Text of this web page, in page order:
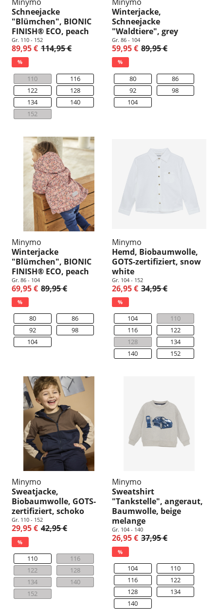
Schneejacke
"Blümchen", BIONIC
FINISH® ECO, peach
Gr. 110 - 152
89,95 € 114,95 €
%
110
116
122
128
134
140
152
Winterjacke,
Schneejacke
"Waldtiere", grey
Gr. 86 - 104
59,95 € 89,95 €
%
80
86
92
98
104
Minymo
Winterjacke
"Blümchen", BIONIC
FINISH® ECO, peach
Gr. 86 - 104
69,95 € 89,95 €
%
80
86
92
98
104
Minymo
Hemd, Biobaumwolle,
GOTS-zertifiziert, snow
white
Gr. 104 - 152
26,95 € 34,95 €
%
104
110
116
122
128
134
140
152
Minymo
Sweatjacke,
Biobaumwolle, GOTS-
zertifiziert, schoko
Gr. 110 - 152
29,95 € 42,95 €
%
110
116
122
128
134
140
152
Minymo
Sweatshirt
"Tankstelle", angeraut,
Baumwolle, beige
melange
Gr. 104 - 140
26,95 € 37,95 €
%
104
110
116
122
128
134
140